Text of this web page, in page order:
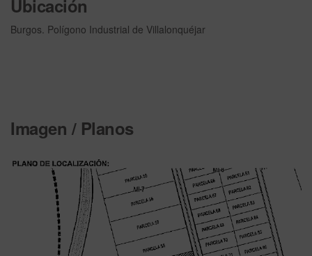
Ubicación
Burgos. Polígono Industrial de Villalonquéjar
Imagen / Planos